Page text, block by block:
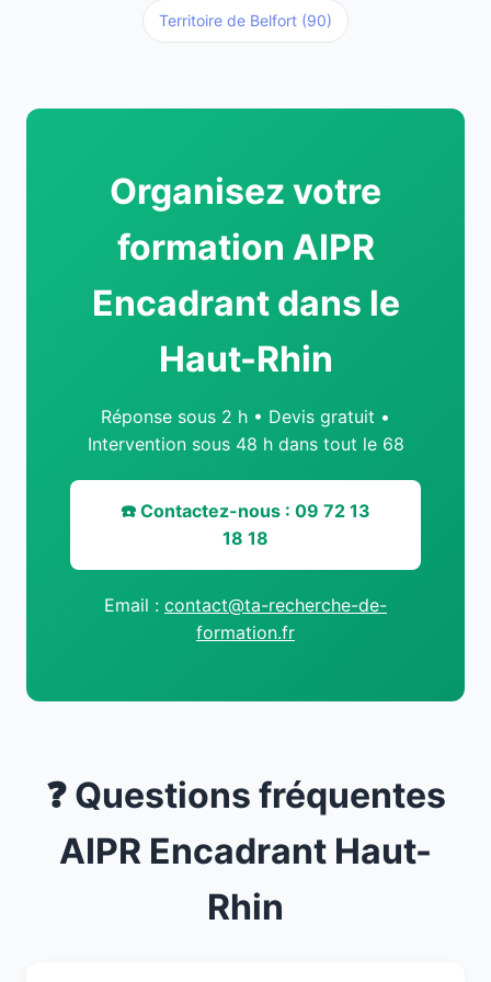
Territoire de Belfort (90)
Organisez votre
formation AIPR
Encadrant dans le
Haut-Rhin
Réponse sous 2 h • Devis gratuit •
Intervention sous 48 h dans tout le 68
☎️ Contactez-nous : 09 72 13
18 18
Email : contact@ta-recherche-de-
formation.fr
❓ Questions fréquentes
AIPR Encadrant Haut-
Rhin